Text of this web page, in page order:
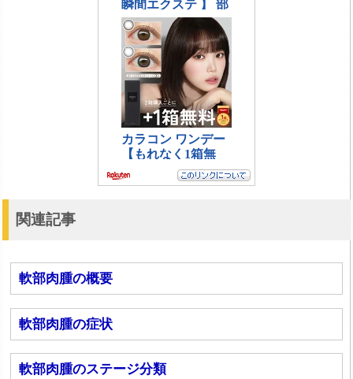
関連記事
軟部肉腫の概要
軟部肉腫の症状
軟部肉腫のステージ分類